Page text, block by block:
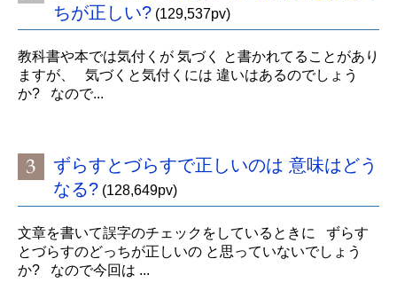
ちが正しい? (129,537pv)
教科書や本では気付くが 気づく と書かれてることがあり
ますが、 気づくと気付くには 違いはあるのでしょう
か? なので...
ずらすとづらすで正しいのは 意味はどう
なる? (128,649pv)
文章を書いて誤字のチェックをしているときに ずらす
とづらすのどっちが正しいの と思っていないでしょう
か? なので今回は ...